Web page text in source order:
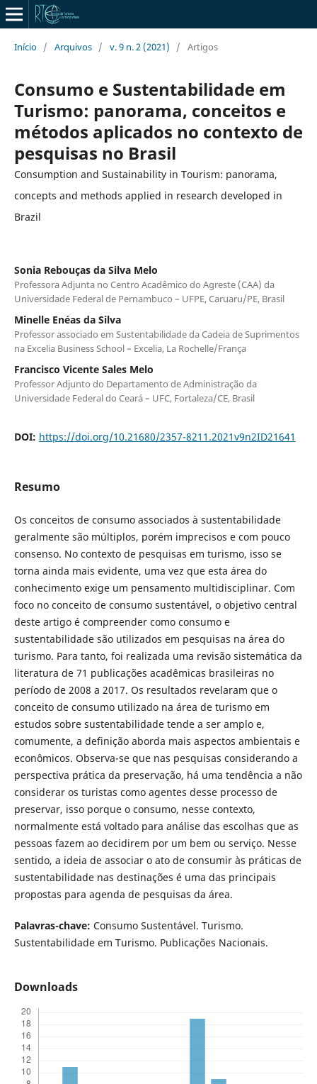
Início / Arquivos / v. 9 n. 2 (2021) / Artigos
Consumo e Sustentabilidade em
Turismo: panorama, conceitos e
métodos aplicados no contexto de
pesquisas no Brasil
Consumption and Sustainability in Tourism: panorama,
concepts and methods applied in research developed in
Brazil
Sonia Rebouças da Silva Melo
Professora Adjunta no Centro Acadêmico do Agreste (CAA) da
Universidade Federal de Pernambuco – UFPE, Caruaru/PE, Brasil
Minelle Enéas da Silva
Professor associado em Sustentabilidade da Cadeia de Suprimentos
na Excelia Business School – Excelia, La Rochelle/França
Francisco Vicente Sales Melo
Professor Adjunto do Departamento de Administração da
Universidade Federal do Ceará – UFC, Fortaleza/CE, Brasil
DOI: https://doi.org/10.21680/2357-8211.2021v9n2ID21641
Resumo
Os conceitos de consumo associados à sustentabilidade
geralmente são múltiplos, porém imprecisos e com pouco
consenso. No contexto de pesquisas em turismo, isso se
torna ainda mais evidente, uma vez que esta área do
conhecimento exige um pensamento multidisciplinar. Com
foco no conceito de consumo sustentável, o objetivo central
deste artigo é compreender como consumo e
sustentabilidade são utilizados em pesquisas na área do
turismo. Para tanto, foi realizada uma revisão sistemática da
literatura de 71 publicações acadêmicas brasileiras no
período de 2008 a 2017. Os resultados revelaram que o
conceito de consumo utilizado na área de turismo em
estudos sobre sustentabilidade tende a ser amplo e,
comumente, a definição aborda mais aspectos ambientais e
econômicos. Observa-se que nas pesquisas considerando a
perspectiva prática da preservação, há uma tendência a não
considerar os turistas como agentes desse processo de
preservar, isso porque o consumo, nesse contexto,
normalmente está voltado para análise das escolhas que as
pessoas fazem ao decidirem por um bem ou serviço. Nesse
sentido, a ideia de associar o ato de consumir às práticas de
sustentabilidade nas destinações é uma das principais
propostas para agenda de pesquisas da área.
Palavras-chave: Consumo Sustentável. Turismo.
Sustentabilidade em Turismo. Publicações Nacionais.
Downloads